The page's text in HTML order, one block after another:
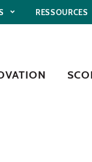
RESSOURCES